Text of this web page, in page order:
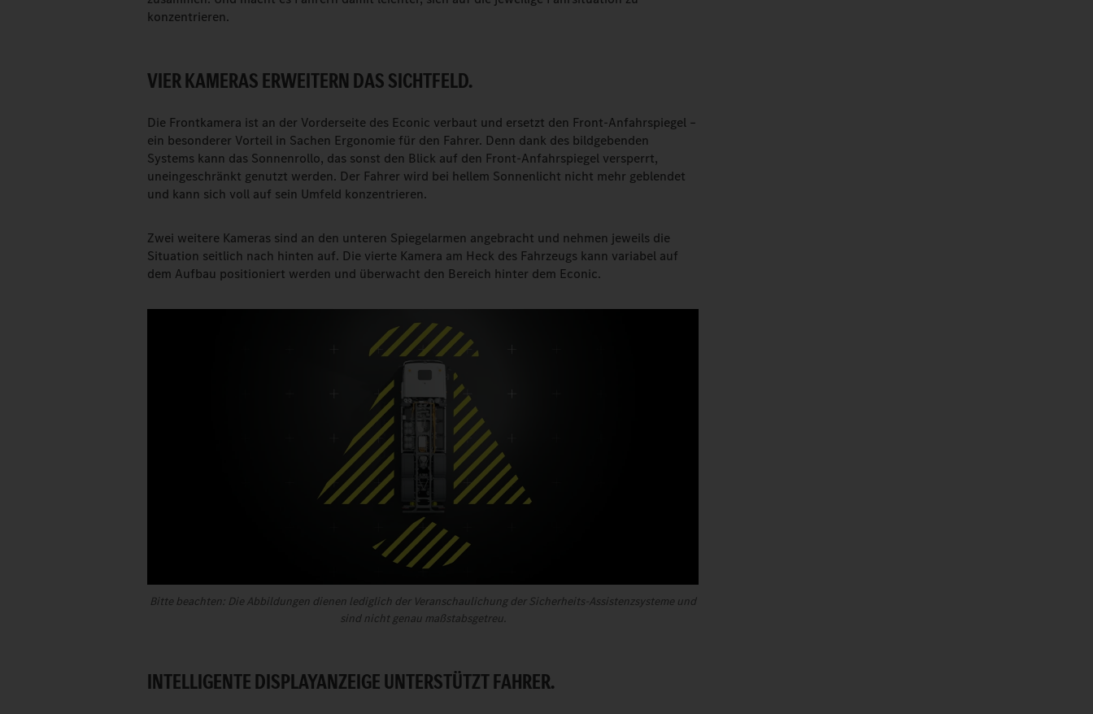
konzentrieren.
VIER KAMERAS ERWEITERN DAS SICHTFELD.
Die Frontkamera ist an der Vorderseite des Econic verbaut und ersetzt den Front-Anfahrspiegel –
ein besonderer Vorteil in Sachen Ergonomie für den Fahrer. Denn dank des bildgebenden
Systems kann das Sonnenrollo, das sonst den Blick auf den Front-Anfahrspiegel versperrt,
uneingeschränkt genutzt werden. Der Fahrer wird bei hellem Sonnenlicht nicht mehr geblendet
und kann sich voll auf sein Umfeld konzentrieren.
Zwei weitere Kameras sind an den unteren Spiegelarmen angebracht und nehmen jeweils die
Situation seitlich nach hinten auf. Die vierte Kamera am Heck des Fahrzeugs kann variabel auf
dem Aufbau positioniert werden und überwacht den Bereich hinter dem Econic.
Bitte beachten: Die Abbildungen dienen lediglich der Veranschaulichung der Sicherheits-Assistenzsysteme und
sind nicht genau maßstabsgetreu.
INTELLIGENTE DISPLAYANZEIGE UNTERSTÜTZT FAHRER.